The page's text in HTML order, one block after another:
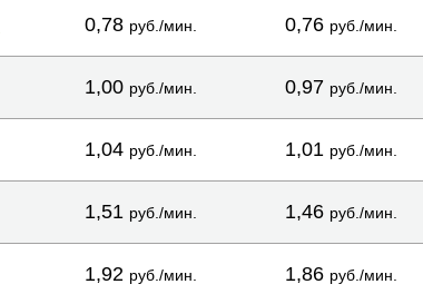
0,78 руб./мин. 0,76 руб./мин.
1,00 руб./мин. 0,97 руб./мин.
1,04 руб./мин. 1,01 руб./мин.
1,51 руб./мин. 1,46 руб./мин.
1,92 руб./мин. 1,86 руб./мин.